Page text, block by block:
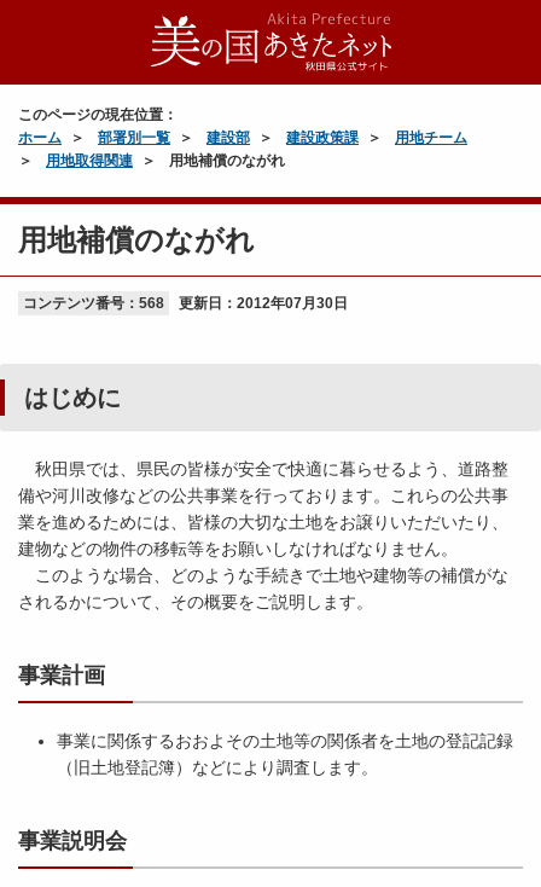
このページの現在位置：
ホーム
部署別一覧 建設部 建設政策課
用地チーム
用地取得関連
用地補償のながれ
用地補償のながれ
コンテンツ番号：568 更新日： 2012年07月30日
はじめに
秋田県では、県民の皆様が安全で快適に暮らせるよう、道路整
備や河川改修などの公共事業を行っております。これらの公共事
業を進めるためには、皆様の大切な土地をお譲りいただいたり、
建物などの物件の移転等をお願いしなければなりません。
このような場合、どのような手続きで土地や建物等の補償がな
されるかについて、その概要をご説明します。
事業計画
事業に関係するおおよその土地等の関係者を土地の登記記録
（旧土地登記簿）などにより調査します。
事業説明会